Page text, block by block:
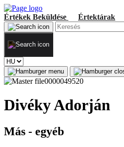
Értékek Beküldése Értektárak
Divéky Adorján
Más - egyéb